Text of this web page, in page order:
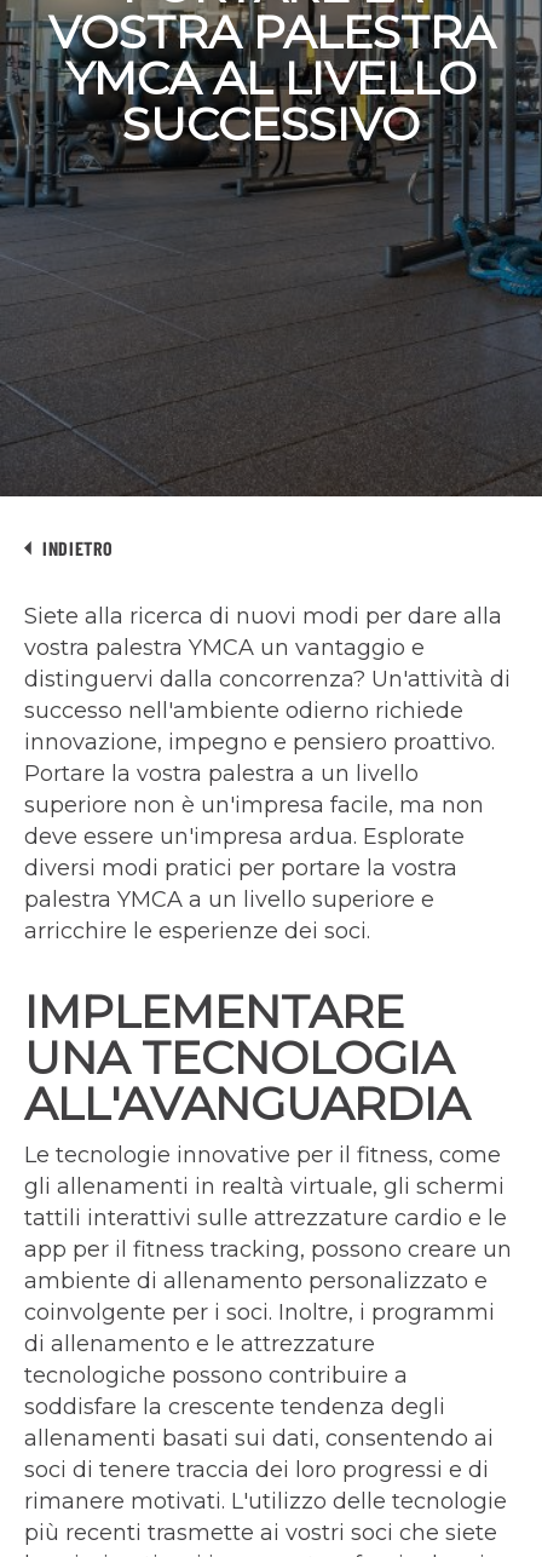
VOSTRA PALESTRA
YMCA AL LIVELLO
SUCCESSIVO
INDIETRO
Siete alla ricerca di nuovi modi per dare alla
vostra palestra YMCA un vantaggio e
distinguervi dalla concorrenza? Un'attività di
successo nell'ambiente odierno richiede
innovazione, impegno e pensiero proattivo.
Portare la vostra palestra a un livello
superiore non è un'impresa facile, ma non
deve essere un'impresa ardua. Esplorate
diversi modi pratici per portare la vostra
palestra YMCA a un livello superiore e
arricchire le esperienze dei soci.
IMPLEMENTARE
UNA TECNOLOGIA
ALL'AVANGUARDIA
Le tecnologie innovative per il fitness, come
gli allenamenti in realtà virtuale, gli schermi
tattili interattivi sulle attrezzature cardio e le
app per il fitness tracking, possono creare un
ambiente di allenamento personalizzato e
coinvolgente per i soci. Inoltre, i programmi
di allenamento e le attrezzature
tecnologiche possono contribuire a
soddisfare la crescente tendenza degli
allenamenti basati sui dati, consentendo ai
soci di tenere traccia dei loro progressi e di
rimanere motivati. L'utilizzo delle tecnologie
più recenti trasmette ai vostri soci che siete